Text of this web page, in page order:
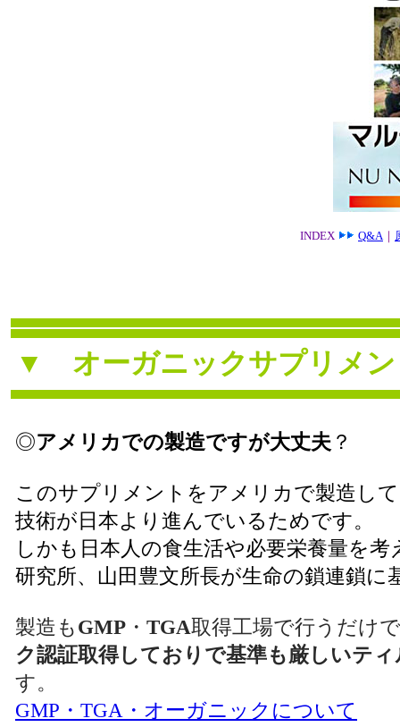
INDEX Q&A｜
▼ オーガニックサプリメ
◎アメリカでの製造ですが大丈夫 ？
このサプリメントをアメリカで製造し
技術が日本より進んでいるためです。
しかも日本人の食生活や必要栄養量を
研究所、山田豊文所長が生命の鎖連鎖
製造も GMP ・ TGA取得工場で行うだけ
ク認証取得しておりで基準も厳しいテ
す。
GMP・TGA・オーガニックについて